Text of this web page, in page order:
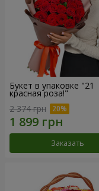
Букет в упаковке "21
красная роза!"
2 374 грн
Заказать